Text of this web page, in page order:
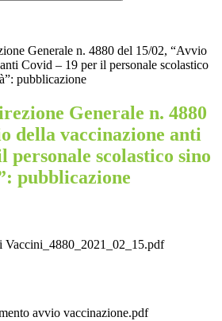
Generale n. 4880 del 15/02, “Avvio
Covid – 19 per il personale scolastico
pubblicazione
Generale n. 4880
della vaccinazione anti
personale scolastico sino
pubblicazione
avvio vaccinazione.pdf